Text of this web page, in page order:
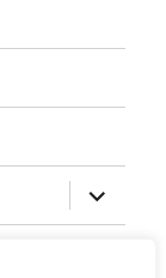
öffnen